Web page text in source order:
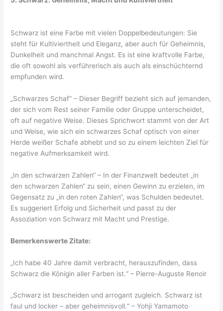
Schwarz ist eine Farbe mit vielen Doppelbedeutungen: Sie
steht für Kultiviertheit und Eleganz, aber auch für Geheimnis,
Dunkelheit und manchmal Angst. Es ist eine kraftvolle Farbe,
die oft sowohl als verführerisch als auch als einschüchternd
empfunden wird.
„Schwarzes Schaf“ – Dieser Begriff bezieht sich auf jemanden,
der sich vom Rest seiner Familie oder Gruppe unterscheidet,
oft auf negative Weise. Dieses Sprichwort stammt von der Art
und Weise, wie sich ein schwarzes Schaf optisch von einer
Herde weißer Schafe abhebt und so zu einem leichten Ziel für
negative Aufmerksamkeit wird.
„In den schwarzen Zahlen“ – In der Finanzwelt bedeutet „in
den schwarzen Zahlen“ zu sein, einen Gewinn zu erzielen, im
Gegensatz zu „in den roten Zahlen“, was Schulden bedeutet.
Es suggeriert Erfolg und Sicherheit und passt zu der
Assoziation von Schwarz mit Macht und Prestige.
Bemerkenswerte Zitate:
„Ich habe 40 Jahre damit verbracht, herauszufinden, dass
Schwarz die Königin aller Farben ist.“ – Pierre-Auguste Renoir
„Schwarz ist bescheiden und arrogant zugleich. Schwarz ist
faul und locker – aber geheimnisvoll.“ – Yohji Yamamoto